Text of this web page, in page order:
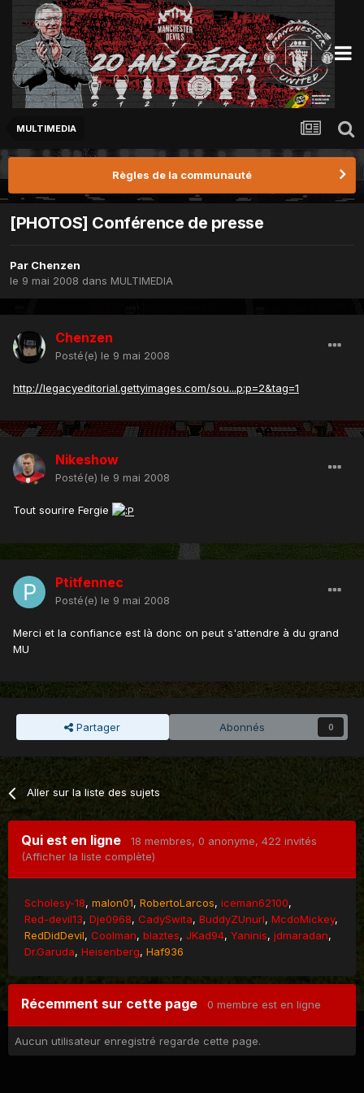
MULTIMEDIA
Règles de la communauté
[PHOTOS] Conférence de presse
Par Chenzen
le 9 mai 2008 dans MULTIMEDIA
Chenzen
Posté(e) le 9 mai 2008
http://legacyeditorial.gettyimages.com/sou...p;p=2&tag=1
Nikeshow
Posté(e) le 9 mai 2008
Tout sourire Fergie
Ptitfennec
Posté(e) le 9 mai 2008
Merci et la confiance est là donc on peut s'attendre à du grand
MU
Partager Abonnés 0
Aller sur la liste des sujets
Qui est en ligne 18 membres, 0 anonyme, 422 invités
(Afficher la liste complète)
Scholesy-18 malon01 RobertoLarcos iceman62100
Red-devil13 Dje0968 CadySwita BuddyZUnurl McdoMickey
RedDidDevil Coolman blaztes JKad94 Yaninis jdmaradan
Dr.Garuda Heisenberg Haf936
Récemment sur cette page 0 membre est en ligne
Aucun utilisateur enregistré regarde cette page.